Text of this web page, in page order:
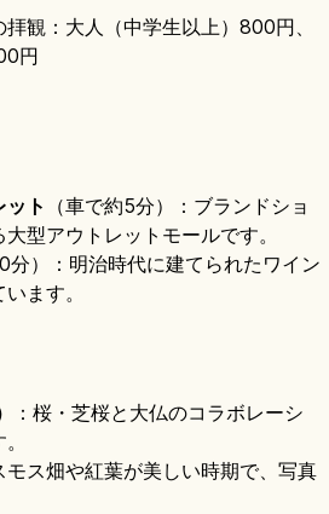
観：大人（中学生以上）800円、
円
ト
（車で約5分）：ブランドショ
型アウトレットモールです。
分）：明治時代に建てられたワイン
ます。
：桜・芝桜と大仏のコラボレーシ
モス畑や紅葉が美しい時期で、写真